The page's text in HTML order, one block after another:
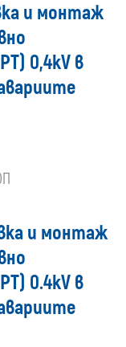
и монтаж
0,4kV в
и монтаж
0.4kV в